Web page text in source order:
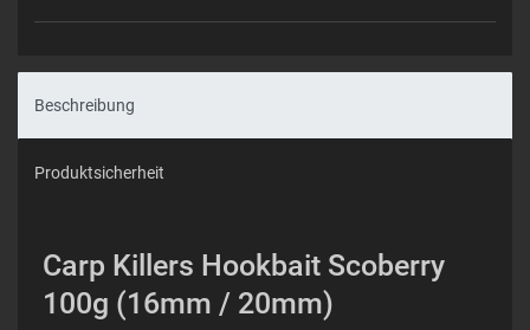
Beschreibung
Produktsicherheit
Carp Killers Hookbait Scoberry
100g (16mm / 20mm)